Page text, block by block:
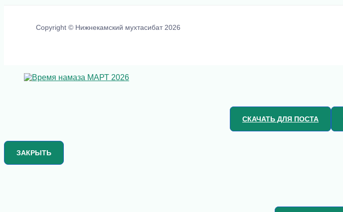
Copyright © Нижнекамский мухтасибат 2026
СКАЧАТЬ ДЛЯ ПОСТА
ЗАКРЫТЬ